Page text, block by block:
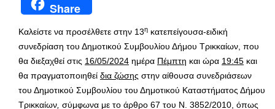
Share
Καλείστε να προσέλθετε στην 13η κατεπείγουσα-ειδική
συνεδρίαση του Δημοτικού Συμβουλίου Δήμου Τρικκαίων, που
θα διεξαχθεί στις 16/05/2024 ημέρα Πέμπτη και ώρα 19:45 και
θα πραγματοποιηθεί δια ζώσης στην αίθουσα συνεδριάσεων
του Δημοτικού Συμβουλίου του Δημοτικού Καταστήματος Δήμου
Τρικκαίων, σύμφωνα με το άρθρο 67 του Ν. 3852/2010, όπως